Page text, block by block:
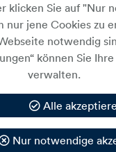
klicken Sie auf "Nur
nur jene Cookies zu
notwendig
können Sie
verwalten.
Alle
Nur notwendige